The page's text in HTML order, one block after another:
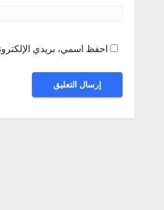
احفظ اسمي، بريدي